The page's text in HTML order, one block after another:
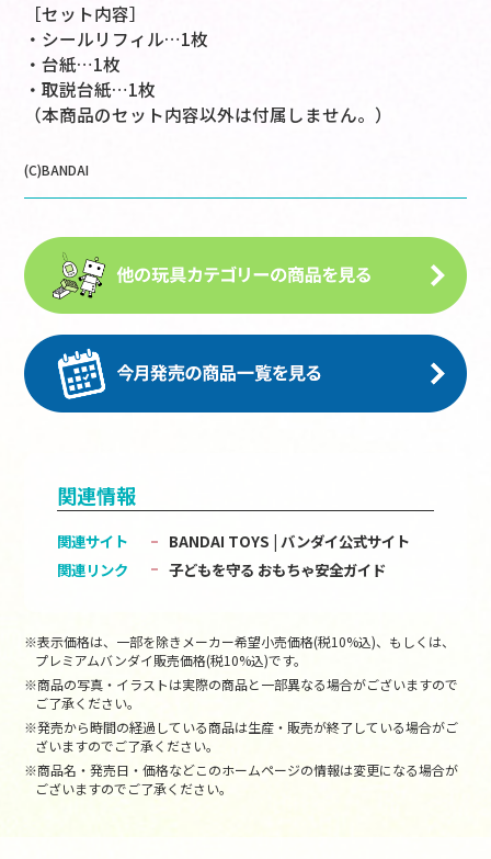
［セット内容］
・シールリフィル…1枚
・台紙…1枚
・取説台紙…1枚
（本商品のセット内容以外は付属しません。）
(C)BANDAI
関連情報
関連サイト
BANDAI TOYS | バンダイ公式サイト
関連リンク
子どもを守る おもちゃ安全ガイド
※表示価格は、一部を除きメーカー希望小売価格(税10%込)、もしくは、
プレミアムバンダイ販売価格(税10%込)です。
※商品の写真・イラストは実際の商品と一部異なる場合がございますので
ご了承ください。
※発売から時間の経過している商品は生産・販売が終了している場合がご
ざいますのでご了承ください。
※商品名・発売日・価格などこのホームページの情報は変更になる場合が
ございますのでご了承ください。